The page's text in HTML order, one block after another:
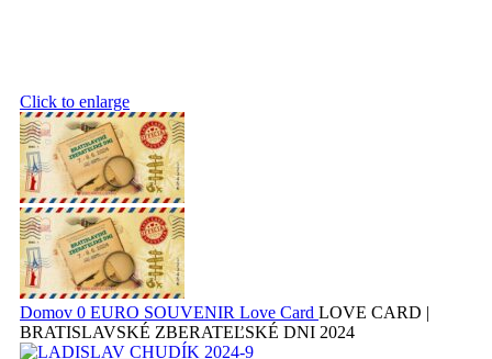
Click to enlarge
Domov 0 EURO SOUVENIR Love Card LOVE CARD |
BRATISLAVSKÉ ZBERATEĽSKÉ DNI 2024